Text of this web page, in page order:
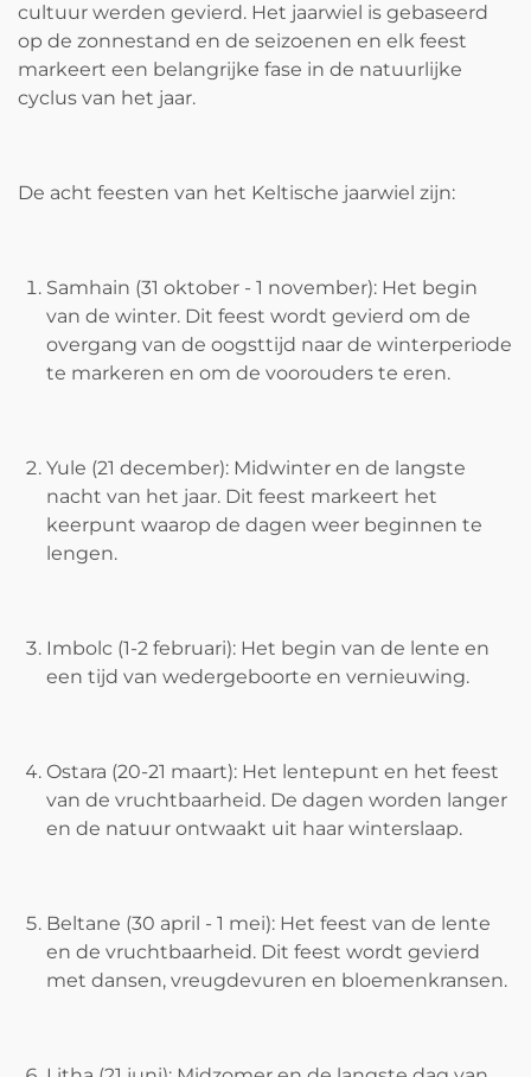
cultuur werden gevierd. Het jaarwiel is gebaseerd
op de zonnestand en de seizoenen en elk feest
markeert een belangrijke fase in de natuurlijke
cyclus van het jaar.
De acht feesten van het Keltische jaarwiel zijn:
Samhain (31 oktober - 1 november): Het begin
van de winter. Dit feest wordt gevierd om de
overgang van de oogsttijd naar de winterperiode
te markeren en om de voorouders te eren.
Yule (21 december): Midwinter en de langste
nacht van het jaar. Dit feest markeert het
keerpunt waarop de dagen weer beginnen te
lengen.
Imbolc (1-2 februari): Het begin van de lente en
een tijd van wedergeboorte en vernieuwing.
Ostara (20-21 maart): Het lentepunt en het feest
van de vruchtbaarheid. De dagen worden langer
en de natuur ontwaakt uit haar winterslaap.
Beltane (30 april - 1 mei): Het feest van de lente
en de vruchtbaarheid. Dit feest wordt gevierd
met dansen, vreugdevuren en bloemenkransen.